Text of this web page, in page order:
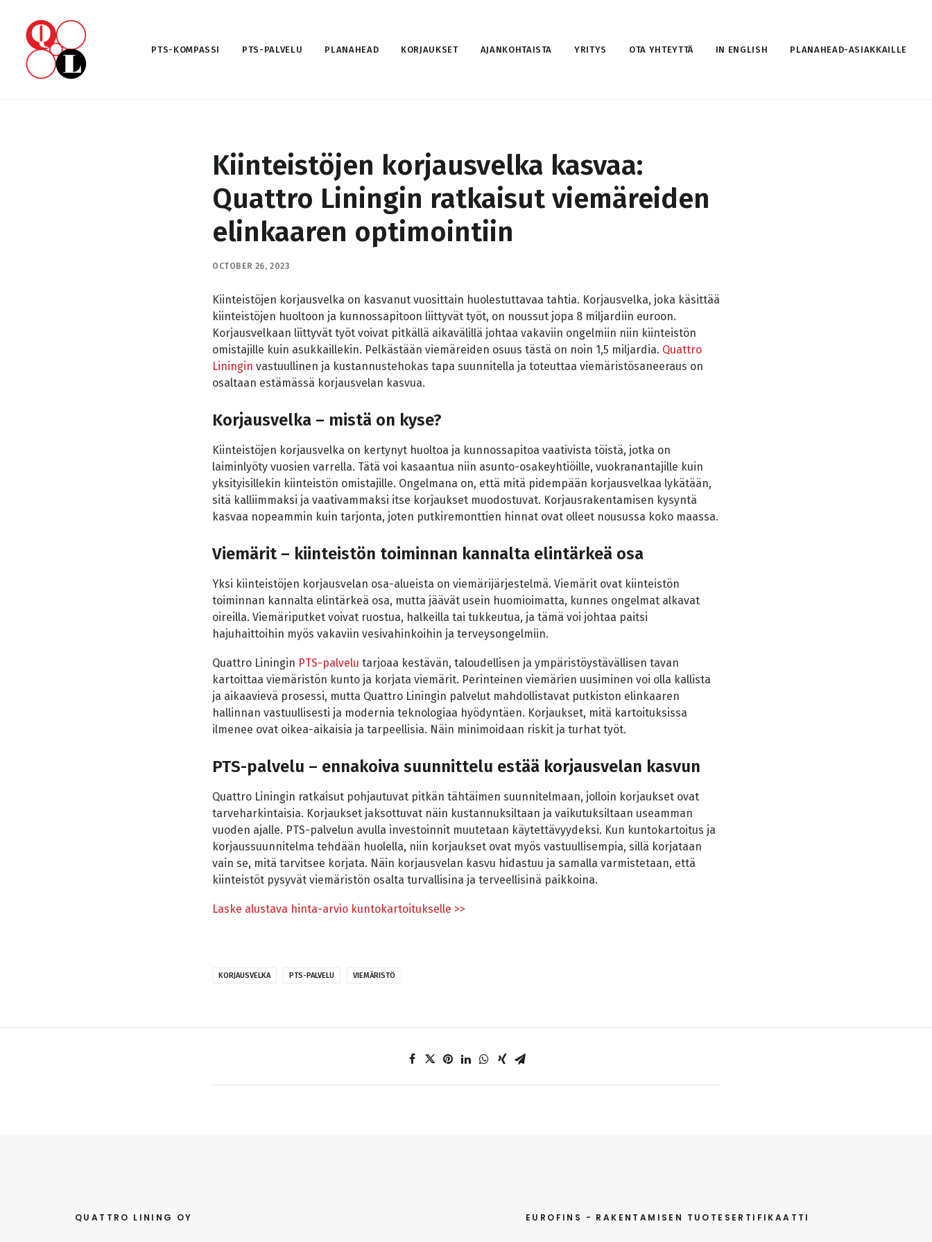
PTS-KOMPASSI PTS-PALVELU PLANAHEAD KORJAUKSET AJANKOHTAISTA YRITYS OTA YHTEYTTÄ IN ENGLISH PLANAHEAD-ASIAKKAILLE
Kiinteistöjen korjausvelka kasvaa:
Quattro Liningin ratkaisut viemäreiden
elinkaaren optimointiin
OCTOBER 26, 2023
Kiinteistöjen korjausvelka on kasvanut vuosittain huolestuttavaa tahtia. Korjausvelka, joka käsittää
kiinteistöjen huoltoon ja kunnossapitoon liittyvät työt, on noussut jopa 8 miljardiin euroon.
Korjausvelkaan liittyvät työt voivat pitkällä aikavälillä johtaa vakaviin ongelmiin niin kiinteistön
omistajille kuin asukkaillekin. Pelkästään viemäreiden osuus tästä on noin 1,5 miljardia. Quattro
Liningin vastuullinen ja kustannustehokas tapa suunnitella ja toteuttaa viemäristösaneeraus on
osaltaan estämässä korjausvelan kasvua.
Korjausvelka – mistä on kyse?
Kiinteistöjen korjausvelka on kertynyt huoltoa ja kunnossapitoa vaativista töistä, jotka on
laiminlyöty vuosien varrella. Tätä voi kasaantua niin asunto-osakeyhtiöille, vuokranantajille kuin
yksityisillekin kiinteistön omistajille. Ongelmana on, että mitä pidempään korjausvelkaa lykätään,
sitä kalliimmaksi ja vaativammaksi itse korjaukset muodostuvat. Korjausrakentamisen kysyntä
kasvaa nopeammin kuin tarjonta, joten putkiremonttien hinnat ovat olleet nousussa koko maassa.
Viemärit – kiinteistön toiminnan kannalta elintärkeä osa
Yksi kiinteistöjen korjausvelan osa-alueista on viemärijärjestelmä. Viemärit ovat kiinteistön
toiminnan kannalta elintärkeä osa, mutta jäävät usein huomioimatta, kunnes ongelmat alkavat
oireilla. Viemäriputket voivat ruostua, halkeilla tai tukkeutua, ja tämä voi johtaa paitsi
hajuhaittoihin myös vakaviin vesivahinkoihin ja terveysongelmiin.
Quattro Liningin PTS-palvelu tarjoaa kestävän, taloudellisen ja ympäristöystävällisen tavan
kartoittaa viemäristön kunto ja korjata viemärit. Perinteinen viemärien uusiminen voi olla kallista
ja aikaavievä prosessi, mutta Quattro Liningin palvelut mahdollistavat putkiston elinkaaren
hallinnan vastuullisesti ja modernia teknologiaa hyödyntäen. Korjaukset, mitä kartoituksissa
ilmenee ovat oikea-aikaisia ja tarpeellisia. Näin minimoidaan riskit ja turhat työt.
PTS-palvelu – ennakoiva suunnittelu estää korjausvelan kasvun
Quattro Liningin ratkaisut pohjautuvat pitkän tähtäimen suunnitelmaan, jolloin korjaukset ovat
tarveharkintaisia. Korjaukset jaksottuvat näin kustannuksiltaan ja vaikutuksiltaan useamman
vuoden ajalle. PTS-palvelun avulla investoinnit muutetaan käytettävyydeksi. Kun kuntokartoitus ja
korjaussuunnitelma tehdään huolella, niin korjaukset ovat myös vastuullisempia, sillä korjataan
vain se, mitä tarvitsee korjata. Näin korjausvelan kasvu hidastuu ja samalla varmistetaan, että
kiinteistöt pysyvät viemäristön osalta turvallisina ja terveellisinä paikkoina.
Laske alustava hinta-arvio kuntokartoitukselle >>
KORJAUSVELKA PTS-PALVELU VIEMÄRISTÖ
QUATTRO LINING OY EUROFINS - RAKENTAMISEN TUOTESERTIFIKAATTI